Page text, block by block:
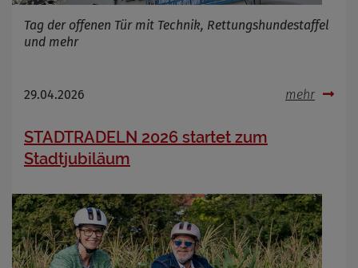
Tag der offenen Tür mit Technik, Rettungshundestaffel
und mehr
29.04.2026 mehr
STADTRADELN 2026 startet zum
Stadtjubiläum